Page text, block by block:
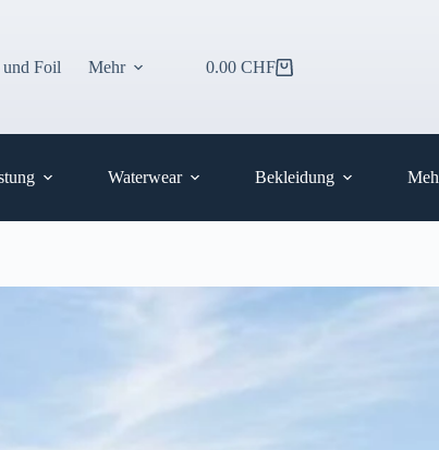
Foil Mehr Warenkorb
0.00 CHF
Waterwear Bekleidung